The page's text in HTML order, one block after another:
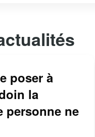
poser à
la
personne ne